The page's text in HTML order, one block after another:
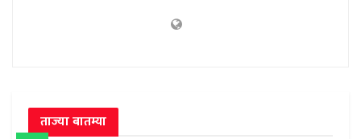
ताज्या बातम्या